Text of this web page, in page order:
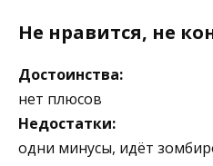
Не нравится, не
Достоинства:
нет плюсов
Недостатки:
одни минусы, идёт